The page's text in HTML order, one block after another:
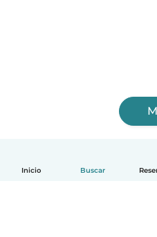
Inicio Buscar